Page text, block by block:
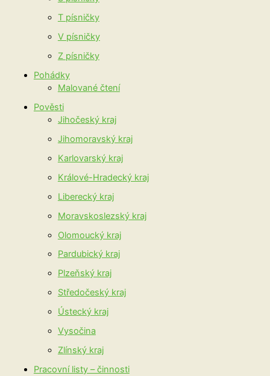
T písničky
V písničky
Z písničky
Pohádky
Malované čtení
Pověsti
Jihočeský kraj
Jihomoravský kraj
Karlovarský kraj
Králové-Hradecký kraj
Liberecký kraj
Moravskoslezský kraj
Olomoucký kraj
Pardubický kraj
Plzeňský kraj
Středočeský kraj
Ústecký kraj
Vysočina
Zlínský kraj
Pracovní listy – činnosti